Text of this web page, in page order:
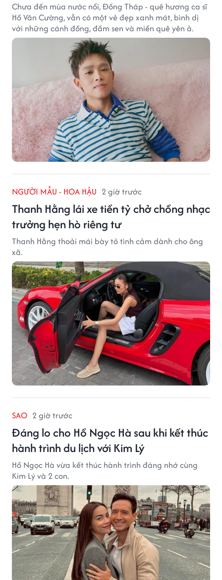
Chưa đến mùa nước nổi, Đồng Tháp - quê hương ca sĩ
Hồ Văn Cường, vẫn có một vẻ đẹp xanh mát, bình dị
với những cánh đồng, đầm sen và miền quê yên ả.
NGƯỜI MẪU - HOA HẬU 2 giờ trước
Thanh Hằng lái xe tiền tỷ chở chồng nhạc
trưởng hẹn hò riêng tư
Thanh Hằng thoải mái bày tỏ tình cảm dành cho ông
xã.
SAO 2 giờ trước
Đáng lo cho Hồ Ngọc Hà sau khi kết thúc
hành trình du lịch với Kim Lý
Hồ Ngọc Hà vừa kết thúc hành trình đáng nhớ cùng
Kim Lý và 2 con.